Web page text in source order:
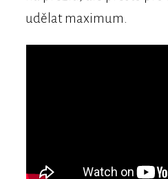
udělat maximum.